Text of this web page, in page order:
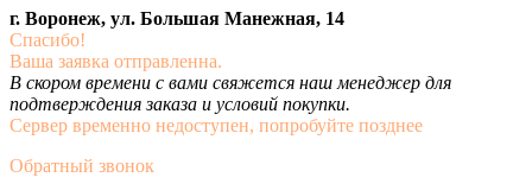
г. Воронеж, ул. Большая Манежная, 14
Спасибо!
Ваша заявка отправленна.
В скором времени с вами свяжется наш менеджер для
подтверждения заказа и условий покупки.
Сервер временно недоступен, попробуйте позднее
Обратный звонок